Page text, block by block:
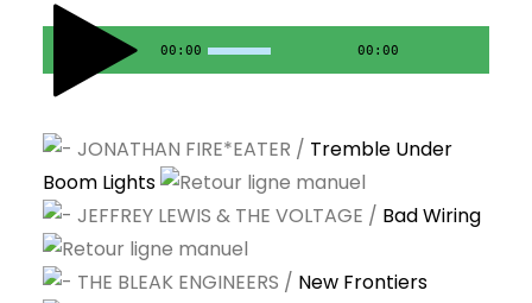
00:00 00:00
JONATHAN FIRE*EATER / Tremble Under
Boom Lights
JEFFREY LEWIS & THE VOLTAGE / Bad Wiring
THE BLEAK ENGINEERS / New Frontiers